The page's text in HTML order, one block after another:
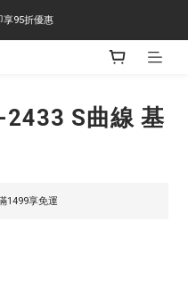
享95折優惠
享95折優惠
件390 兩件750 三件1000 十件3000
2433 S曲線 基
1499享免運